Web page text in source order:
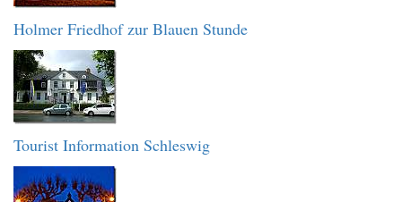
Holmer Friedhof zur Blauen Stunde
Tourist Information Schleswig